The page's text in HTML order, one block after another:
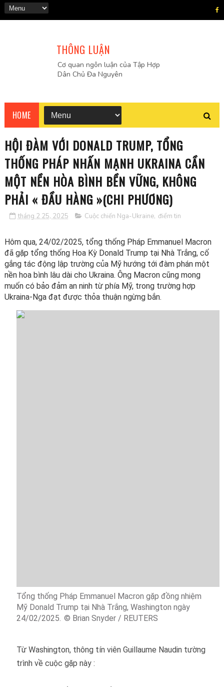
THÔNG LUẬN
Cơ quan ngôn luận của Tập Hợp
Dân Chủ Đa Nguyên
HOME
HỘI ĐÀM VỚI DONALD TRUMP, TỔNG
THỐNG PHÁP NHẤN MẠNH UKRAINA CẦN
MỘT NỀN HÒA BÌNH BỀN VỮNG, KHÔNG
PHẢI « ĐẦU HÀNG »(CHI PHƯƠNG)
tháng 2 25, 2025 Cuộc chiến Nga-Ukraine, điểm tin
Hôm qua, 24/02/2025, tổng thống Pháp Emmanuel Macron
đã gặp tổng thống Hoa Kỳ Donald Trump tại Nhà Trắng, cố
gắng tác động lập trường của Mỹ hướng tới đàm phán một
nền hoa bình lâu dài cho Ukraina. Ông Macron cũng mong
muốn có bảo đảm an ninh từ phía Mỹ, trong trường hợp
Ukraina-Nga đạt được thỏa thuận ngừng bắn.
Tổng thống Pháp Emmanuel Macron gặp đồng nhiệm
Mỹ Donald Trump tại Nhà Trắng, Washington ngày
24/02/2025. © Brian Snyder / REUTERS
Từ Washington, thông tín viên Guillaume Naudin tường
trình về cuộc gặp này :